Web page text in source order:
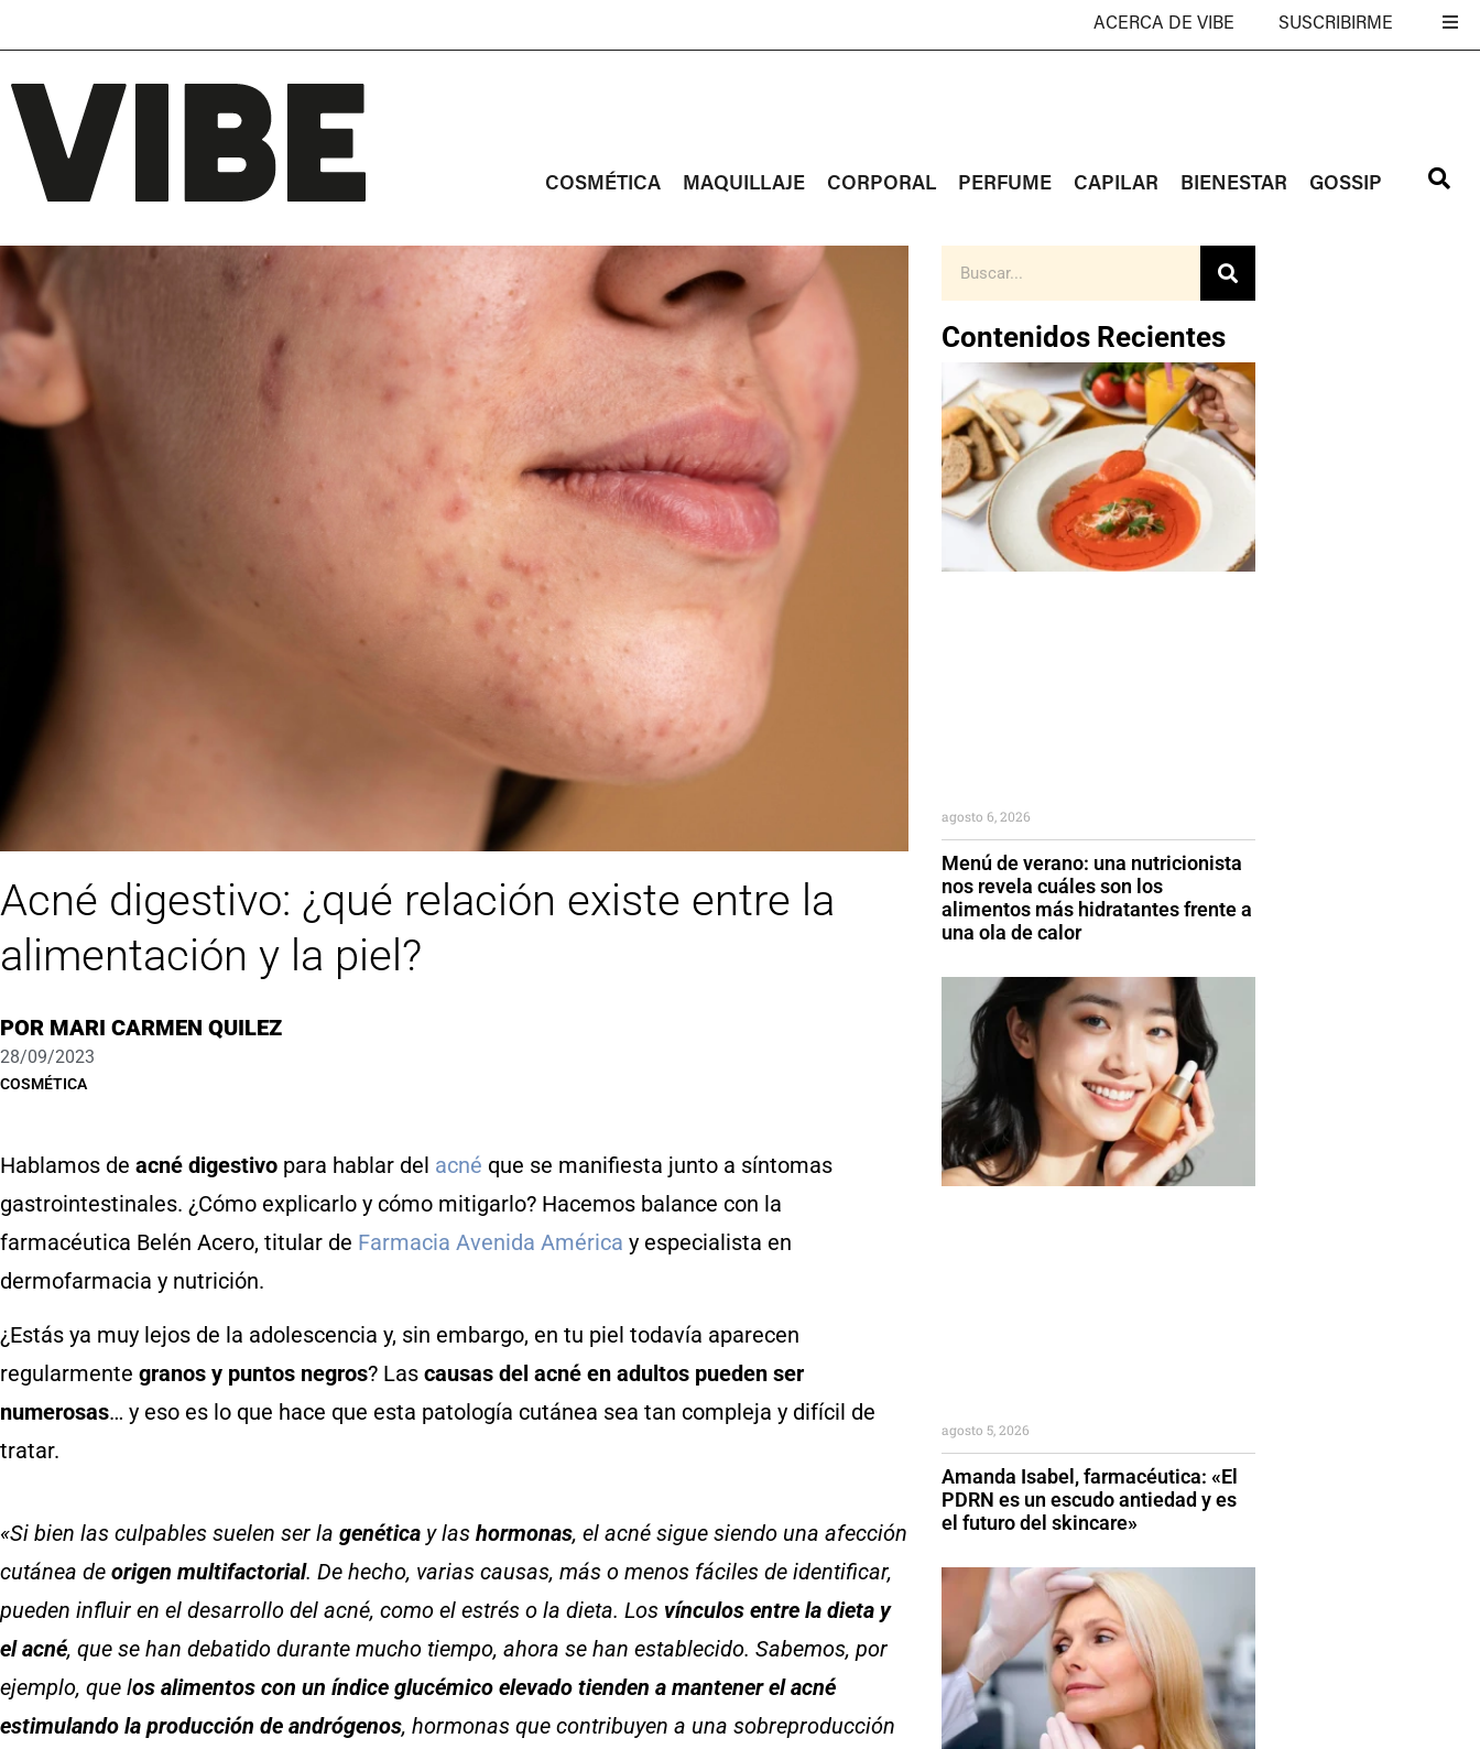
ACERCA DE VIBE SUSCRIBIRME
COSMÉTICA MAQUILLAJE CORPORAL PERFUME CAPILAR BIENESTAR GOSSIP
Acné digestivo: ¿qué relación existe entre la
alimentación y la piel?
POR MARI CARMEN QUILEZ
28/09/2023
COSMÉTICA
Hablamos de acné digestivo para hablar del acné que se manifiesta junto a síntomas
gastrointestinales. ¿Cómo explicarlo y cómo mitigarlo? Hacemos balance con la
farmacéutica Belén Acero, titular de Farmacia Avenida América y especialista en
dermofarmacia y nutrición.
¿Estás ya muy lejos de la adolescencia y, sin embargo, en tu piel todavía aparecen
regularmente granos y puntos negros? Las causas del acné en adultos pueden ser
numerosas… y eso es lo que hace que esta patología cutánea sea tan compleja y difícil de
tratar.
«Si bien las culpables suelen ser la genética y las hormonas, el acné sigue siendo una afección
cutánea de origen multifactorial. De hecho, varias causas, más o menos fáciles de identificar,
pueden influir en el desarrollo del acné, como el estrés o la dieta. Los vínculos entre la dieta y
el acné, que se han debatido durante mucho tiempo, ahora se han establecido. Sabemos, por
ejemplo, que los alimentos con un índice glucémico elevado tienden a mantener el acné
estimulando la producción de andrógenos, hormonas que contribuyen a una sobreproducción
Contenidos Recientes
Menú de verano: una nutricionista
nos revela cuáles son los
alimentos más hidratantes frente a
una ola de calor
agosto 6, 2026
Amanda Isabel, farmacéutica: «El
PDRN es un escudo antiedad y es
el futuro del skincare»
agosto 5, 2026